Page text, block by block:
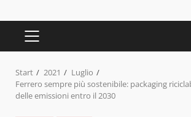
PRIMÄRES
MENÜ
Start 2021
Luglio
Ferrero sempre più sostenibile: packaging
delle emissioni entro il 2030